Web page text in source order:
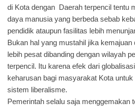
di Kota dengan Daerah terpencil tentu
daya manusia yang berbeda sebab
pendidik ataupun fasilitas lebih
Bukan hal yang mustahil jika kemajuan
lebih pesat dibanding dengan wilayah
terpencil. Itu karena efek dari
keharusan bagi masyarakat Kota
sistem liberalisme.
Pemerintah selalu saja menggemakan